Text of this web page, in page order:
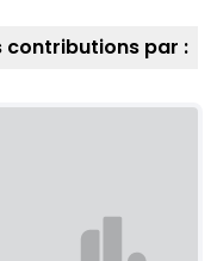
contributions par :